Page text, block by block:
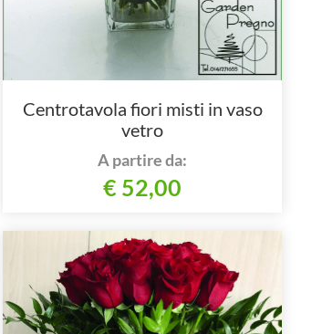
Centrotavola fiori misti in vaso
vetro
A partire da:
€ 52,00